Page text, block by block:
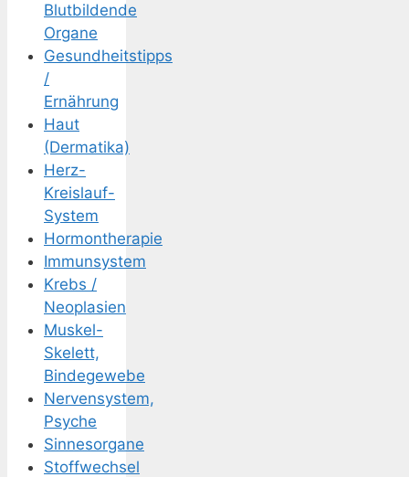
Blutbildende
Organe
Gesundheitstipps
/
Ernährung
Haut
(Dermatika)
Herz-
Kreislauf-
System
Hormontherapie
Immunsystem
Krebs /
Neoplasien
Muskel-
Skelett,
Bindegewebe
Nervensystem,
Psyche
Sinnesorgane
Stoffwechsel